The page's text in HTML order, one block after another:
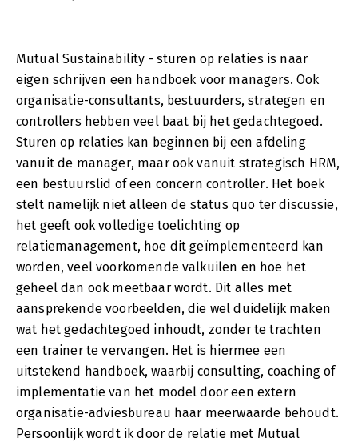
Mutual Sustainability - sturen op relaties is naar
eigen schrijven een handboek voor managers. Ook
organisatie-consultants, bestuurders, strategen en
controllers hebben veel baat bij het gedachtegoed.
Sturen op relaties kan beginnen bij een afdeling
vanuit de manager, maar ook vanuit strategisch HRM,
een bestuurslid of een concern controller. Het boek
stelt namelijk niet alleen de status quo ter discussie,
het geeft ook volledige toelichting op
relatiemanagement, hoe dit geïmplementeerd kan
worden, veel voorkomende valkuilen en hoe het
geheel dan ook meetbaar wordt. Dit alles met
aansprekende voorbeelden, die wel duidelijk maken
wat het gedachtegoed inhoudt, zonder te trachten
een trainer te vervangen. Het is hiermee een
uitstekend handboek, waarbij consulting, coaching of
implementatie van het model door een extern
organisatie-adviesbureau haar meerwaarde behoudt.
Persoonlijk wordt ik door de relatie met Mutual